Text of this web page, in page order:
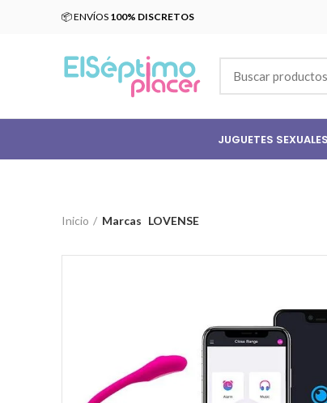
📦 ENVÍOS 100% DISCRETOS
JUGUETES SEXUALES
Inicio Marcas LOVENSE